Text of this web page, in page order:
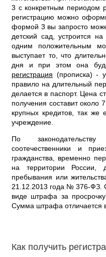
3 с конкретным периодом
регистрацию можно
формой 3 вы запросто
детский сад, устроится
одним положительным
выступает то, что
дня и при этом она
регистрация (прописка) -
правило на длительный
делается в паспорт. Цена
получения составит около
крупных кредитов, так
учреждение.
По
соотечественники и
гражданства, временно
на территории России,
пребывания или
21.12.2013 года № 376-ФЗ.
виде штрафа за
Сумма штрафа отличается
Как получить